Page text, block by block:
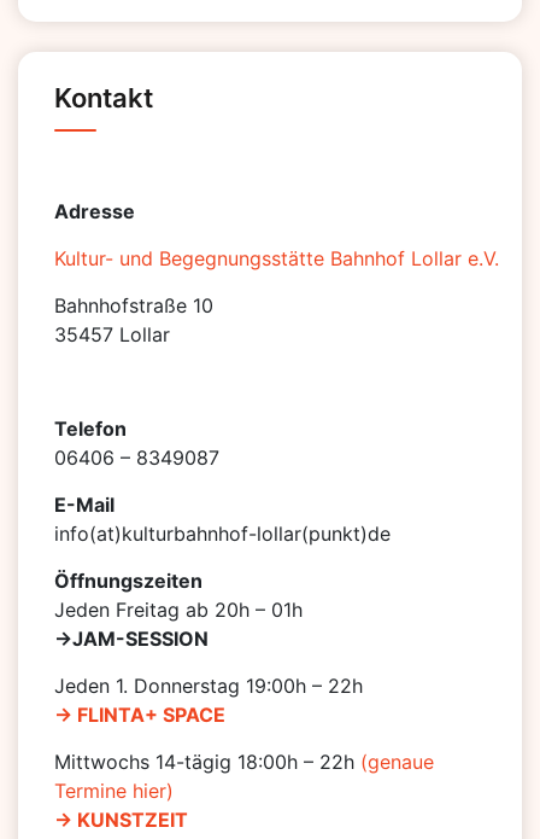
Kontakt
Adresse
Kultur- und Begegnungsstätte Bahnhof Lollar e.V.
Bahnhofstraße 10
35457 Lollar
Telefon
06406 – 8349087
E-Mail
info(at)kulturbahnhof-lollar(punkt)de
Öffnungszeiten
Jeden Freitag ab 20h – 01h
->JAM-SESSION
Jeden 1. Donnerstag 19:00h – 22h
-> FLINTA+ SPACE
Mittwochs 14-tägig 18:00h – 22h (genaue
Termine hier)
-> KUNSTZEIT